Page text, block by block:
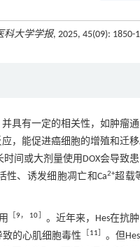
科大学学报, 2025, 45(09): 1850-
具有一定的相关性，如肿瘤
，能促进癌细胞的增殖和迁
时间或大剂量使用DOX会导致
性、诱发细胞凋亡和Ca2+超载
［9， 10
。近年来，Hes在抗
的心肌细胞毒性
11
。但